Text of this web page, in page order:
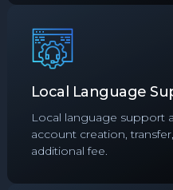
Local Language
Local language support
account creation,
additional fee.